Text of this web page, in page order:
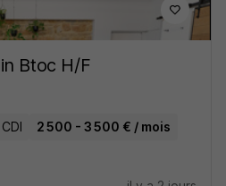
Btoc H/F
CDI 2 500 - 3 500 € / mois